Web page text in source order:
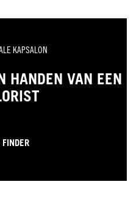
KAPSALON
HANDEN VAN EEN